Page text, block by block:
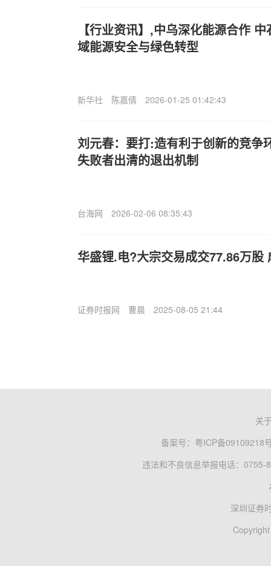
【行业资讯】,中乌深化能源合作
域能源安全与绿色转型
新华社 陈嘉倩 2026-01-25 01:42:43
刘元春：要打:造有利于创新的竞争
失败者出清的退出机制
台海网 2026-02-06 08:35:43
华盛锂.电?大宗交易成交77.86万股
证券时报网 曹晨 2025-08-05 21:44
关
备案号： 粤ICP备09109218
违法和不良信息举报电话：0755-
深圳证券